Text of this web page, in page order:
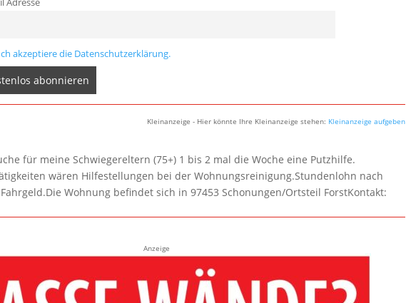
Adresse
akzeptiere die Datenschutzerklärung.
Kleinanzeige - Hier könnte Ihre Kleinanzeige stehen: Kleinanzeige aufgeben
für meine Schwiegereltern (75+) 1 bis 2 mal die Woche eine Putzhilfe.
wären Hilfestellungen bei der Wohnungsreinigung.Stundenlohn nach
Wohnung befindet sich in 97453 Schonungen/Ortsteil ForstKontakt:
Anzeige